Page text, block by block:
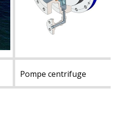
Pompe centrifuge